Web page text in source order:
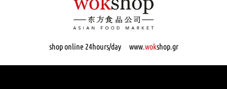
shop online 24hours/day www.wokshop.gr